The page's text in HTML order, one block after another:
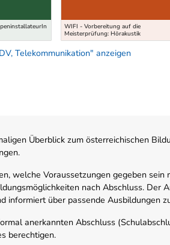
WIFI - Vorbereitung auf die
Meisterprüfung: Hörakustik
Telekommunikation" anzeigen
Überblick zum österreichischen
welche Voraussetzungen gegeben
nach Abschluss. Der
informiert über passende Ausbildungen
anerkannten Abschluss
berechtigen.